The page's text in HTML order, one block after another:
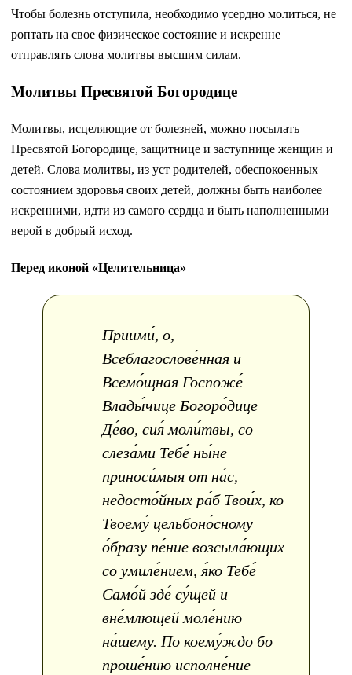
Чтобы болезнь отступила, необходимо усердно молиться, не
роптать на свое физическое состояние и искренне
отправлять слова молитвы высшим силам.
Молитвы Пресвятой Богородице
Молитвы, исцеляющие от болезней, можно посылать
Пресвятой Богородице, защитнице и заступнице женщин и
детей. Слова молитвы, из уст родителей, обеспокоенных
состоянием здоровья своих детей, должны быть наиболее
искренними, идти из самого сердца и быть наполненными
верой в добрый исход.
Перед иконой «Целительница»
Приими́, о,
Всеблагослове́нная и
Всемо́щная Госпоже́
Влады́чице Богоро́дице
Де́во, сия́ моли́твы, со
слеза́ми Тебе́ ны́не
приноси́мыя от на́с,
недосто́йных ра́б Твои́х, ко
Твоему́ цельбоно́сному
о́бразу пе́ние возсыла́ющих
со умиле́нием, я́ко Тебе́
Само́й зде́ су́щей и
вне́млющей моле́нию
на́шему. По коему́ждо бо
проше́нию исполне́ние